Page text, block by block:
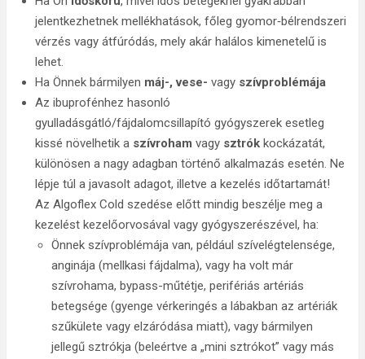
jelentkezhetnek mellékhatások, főleg gyomor‑bélrendszeri
vérzés vagy átfúródás, mely akár halálos kimenetelű is
lehet.
Ha Önnek bármilyen máj-, vese- vagy szívproblémája
Az ibuprofénhez hasonló
gyulladásgátló/fájdalomcsillapító gyógyszerek esetleg
kissé növelhetik a szívroham vagy sztrók kockázatát,
különösen a nagy adagban történő alkalmazás esetén. Ne
lépje túl a javasolt adagot, illetve a kezelés időtartamát!
Az Algoflex Cold szedése előtt mindig beszélje meg a
kezelést kezelőorvosával vagy gyógyszerészével, ha:
Önnek szívproblémája van, például szívelégtelensége,
anginája (mellkasi fájdalma), vagy ha volt már
szívrohama, bypass-műtétje, perifériás artériás
betegsége (gyenge vérkeringés a lábakban az artériák
szűkülete vagy elzáródása miatt), vagy bármilyen
jellegű sztrókja (beleértve a „mini sztrókot” vagy más